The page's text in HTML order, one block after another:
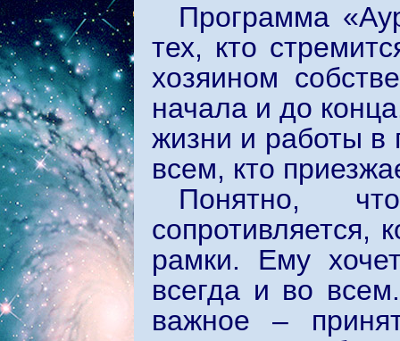
Программа
тех, кто
хозяином
начала и до
жизни и работы в
всем, кто
Понятно,
сопротивляется,
рамки. Ему
всегда и во
важное –